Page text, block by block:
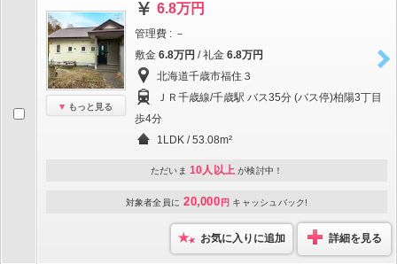
もっと見る
6.8万円
管理費 : －
敷金 6.8万円 / 礼金 6.8万円
北海道千歳市福住３
ＪＲ千歳線/千歳駅 バス35分 (バス停)柏陽3丁目
歩4分
1LDK / 53.08m²
ただいま 10人以上 が検討中！
対象者全員に 20,000 円 キャッシュバック!
お気に入りに追加 詳細を見る